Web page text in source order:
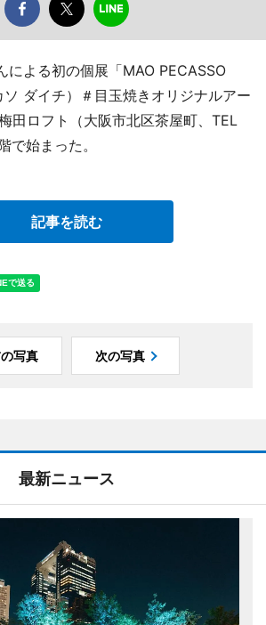
による初の個展「MAO PECASSO
ダイチ）＃目玉焼きオリジナルアー
田ロフト（大阪市北区茶屋町、TEL
始まった。
記事を読む
写真 次の写真
最新ニュース